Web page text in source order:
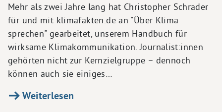
Mehr als zwei Jahre lang hat Christopher Schrader
für und mit klimafakten.de an "Über Klima
sprechen" gearbeitet, unserem Handbuch für
wirksame Klimakommunikation. Journalist:innen
gehörten nicht zur Kernzielgruppe – dennoch
können auch sie einiges…
Weiterlesen